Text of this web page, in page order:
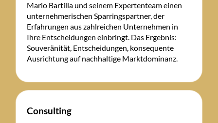
Mario Bartilla und seinem Expertenteam einen
unternehmerischen Sparringspartner, der
Erfahrungen aus zahlreichen Unternehmen in
Ihre Entscheidungen einbringt. Das Ergebnis:
Souveränität, Entscheidungen, konsequente
Ausrichtung auf nachhaltige Marktdominanz.
Consulting